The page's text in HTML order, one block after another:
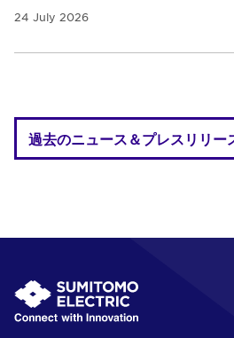
24 July 2026
過去のニュース＆プレスリリー